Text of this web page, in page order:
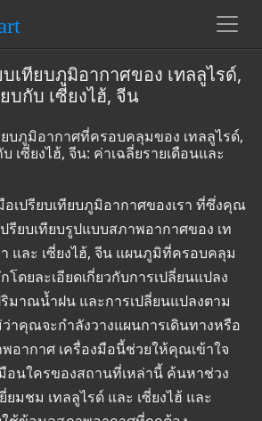
เทียบภูมิอากาศของ เทลลูไรด์,
บกับ เซี่ยงไฮ้, จีน
บภูมิอากาศที่ครอบคลุมของ เทลลูไรด์,
เซี่ยงไฮ้, จีน: ค่าเฉลี่ยรายเดือนและ
เปรียบเทียบภูมิอากาศของเรา ที่ซึ่งคุณ
รียบเทียบรูปแบบสภาพอากาศของ เท
และ เซี่ยงไฮ้, จีน แผนภูมิที่ครอบคลุม
โดยละเอียดเกี่ยวกับการเปลี่ยนแปลง
าณน้ำฝน และการเปลี่ยนแปลงตาม
าคุณจะกำลังวางแผนการเดินทางหรือ
อากาศ เครื่องมือนี้ช่วยให้คุณเข้าใจ
อนใครของสถานที่เหล่านี้ ค้นหาช่วง
ยมชม เทลลูไรด์ และ เซี่ยงไฮ้ และ